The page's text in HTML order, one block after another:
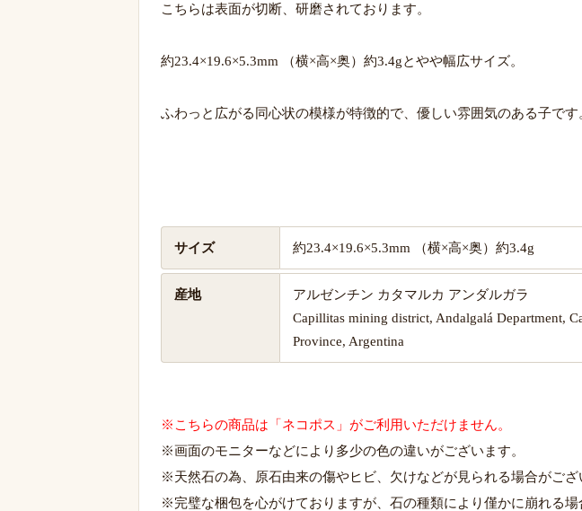
こちらは表面が切断、研磨されております。
約23.4×19.6×5.3mm （横×高×奥）約3.4gとやや幅広サイズ。
ふわっと広がる同心状の模様が特徴的で、優しい雰囲気のある子です
サイズ 約23.4×19.6×5.3mm （横×高×奥）約3.4g
産地
アルゼンチン カタマルカ アンダルガラ
Capillitas mining district, Andalgalá Department,
Province, Argentina
※こちらの商品は「ネコポス」がご利用いただけません。
※画面のモニターなどにより多少の色の違いがございます。
※天然石の為、原石由来の傷やヒビ、欠けなどが見られる場合がござ
※完璧な梱包を心がけておりますが、石の種類により僅かに崩れる場